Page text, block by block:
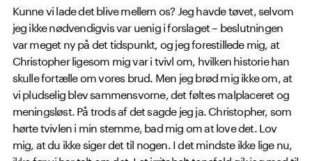
Kunne vi lade det blive mellem os? Jeg havde tøvet, selvom
jeg ikke nødvendigvis var uenig i forslaget – beslutningen
var meget ny på det tidspunkt, og jeg forestillede mig, at
Christopher ligesom mig var i tvivl om, hvilken historie han
skulle fortælle om vores brud. Men jeg brød mig ikke om, at
vi pludselig blev sammensvorne, det føltes malplaceret og
meningsløst. På trods af det sagde jeg ja. Christopher, som
hørte tvivlen i min stemme, bad mig om at love det. Lov
mig, at du ikke siger det til nogen. I det mindste ikke lige nu,